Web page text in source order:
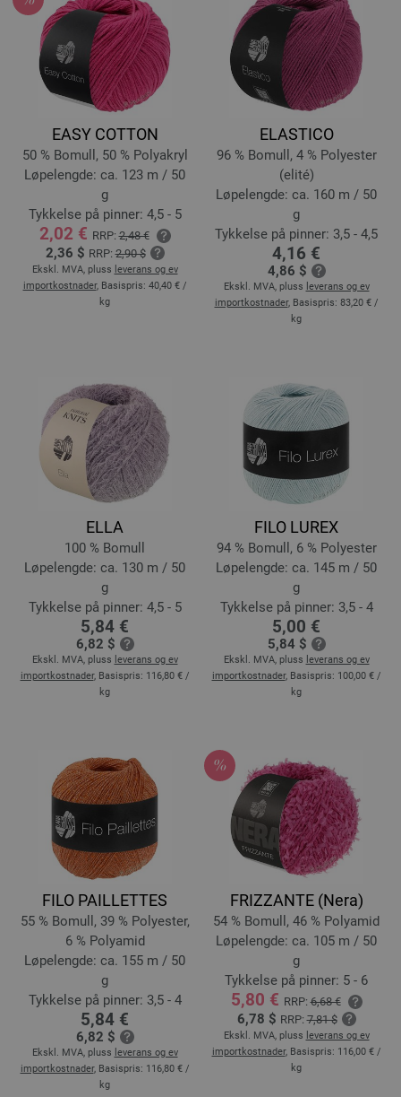
EASY COTTON
50 % Bomull, 50 % Polyakryl
Løpelengde: ca. 123 m / 50
g
Tykkelse på pinner: 4,5 - 5
2,02 € RRP:2,48 €
2,36 $ RRP:2,90 $
Ekskl. MVA, pluss leverans og ev
importkostnader, Basispris: 40,40 € /
kg
ELASTICO
96 % Bomull, 4 % Polyester
(elité)
Løpelengde: ca. 160 m / 50
g
Tykkelse på pinner: 3,5 - 4,5
4,16 €
4,86 $
Ekskl. MVA, pluss leverans og ev
importkostnader, Basispris: 83,20 € /
kg
ELLA
100 % Bomull
Løpelengde: ca. 130 m / 50
g
Tykkelse på pinner: 4,5 - 5
5,84 €
6,82 $
Ekskl. MVA, pluss leverans og ev
importkostnader, Basispris: 116,80 € /
kg
FILO LUREX
94 % Bomull, 6 % Polyester
Løpelengde: ca. 145 m / 50
g
Tykkelse på pinner: 3,5 - 4
5,00 €
5,84 $
Ekskl. MVA, pluss leverans og ev
importkostnader, Basispris: 100,00 € /
kg
FILO PAILLETTES
55 % Bomull, 39 % Polyester,
6 % Polyamid
Løpelengde: ca. 155 m / 50
g
Tykkelse på pinner: 3,5 - 4
5,84 €
6,82 $
Ekskl. MVA, pluss leverans og ev
importkostnader, Basispris: 116,80 € /
kg
FRIZZANTE (Nera)
54 % Bomull, 46 % Polyamid
Løpelengde: ca. 105 m / 50
g
Tykkelse på pinner: 5 - 6
5,80 € RRP:6,68 €
6,78 $ RRP:7,81 $
Ekskl. MVA, pluss leverans og ev
importkostnader, Basispris: 116,00 € /
kg